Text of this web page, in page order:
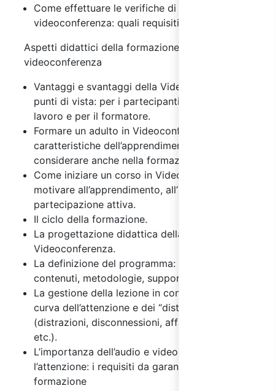
Come effettuare le verifiche di apprendimento in
videoconferenza: quali requisiti garantire?
Aspetti didattici della formazione in
videoconferenza
Vantaggi e svantaggi della Videoconferenza, da 3
punti di vista: per i partecipanti, per il datore di
lavoro e per il formatore.
Formare un adulto in Videoconferenza:
caratteristiche dell’apprendimento dell’adulto da
considerare anche nella formazione a distanza.
Come iniziare un corso in Videoconferenza: per
motivare all’apprendimento, all’impegno e alla
partecipazione attiva.
Il ciclo della formazione.
La progettazione didattica della formazione in
Videoconferenza.
La definizione del programma: obiettivi, tempi,
contenuti, metodologie, supporti.
La gestione della lezione in considerazione della
curva dell’attenzione e dei “disturbi ulteriori”
(distrazioni, disconnessioni, affaticamento visivo,
etc.).
L’importanza dell’audio e video per monitorare
l’attenzione: i requisiti da garantire durante la
formazione